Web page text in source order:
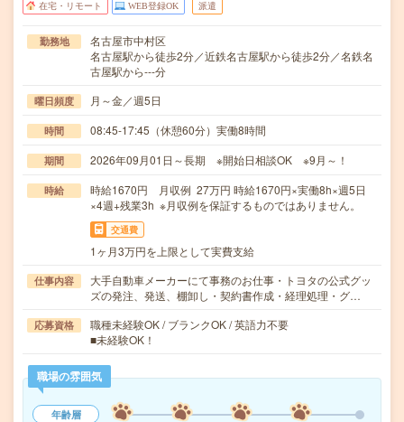
在宅・リモート WEB登録OK 派遣
勤務地
名古屋市中村区
名古屋駅から徒歩2分／近鉄名古屋駅から徒歩2分／名鉄名
古屋駅から---分
曜日頻度 月～金／週5日
時間 08:45-17:45（休憩60分）実働8時間
期間 2026年09月01日～長期 ※開始日相談OK ※9月～！
時給
時給1670円 月収例 27万円 時給1670円×実働8h×週5日
×4週+残業3h ※月収例を保証するものではありません。
交通費
1ヶ月3万円を上限として実費支給
仕事内容
大手自動車メーカーにて事務のお仕事・トヨタの公式グッ
ズの発注、発送、棚卸し・契約書作成・経理処理・グ…
応募資格
職種未経験OK / ブランクOK / 英語力不要
■未経験OK！
職場の雰囲気
年齢層